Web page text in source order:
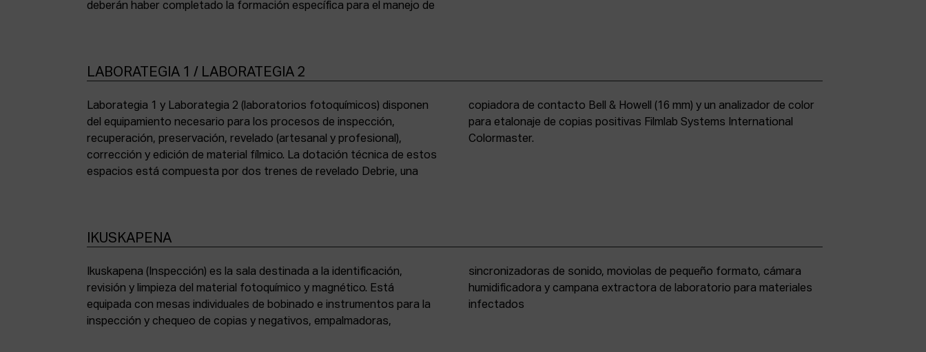
deberán haber completado la formación específica para el manejo de
LABORATEGIA 1 / LABORATEGIA 2
Laborategia 1 y Laborategia 2 (laboratorios fotoquímicos) disponen
del equipamiento necesario para los procesos de inspección,
recuperación, preservación, revelado (artesanal y profesional),
corrección y edición de material fílmico. La dotación técnica de estos
espacios está compuesta por dos trenes de revelado Debrie, una
copiadora de contacto Bell & Howell (16 mm) y un analizador de color
para etalonaje de copias positivas Filmlab Systems International
Colormaster.
IKUSKAPENA
Ikuskapena (Inspección) es la sala destinada a la identificación,
revisión y limpieza del material fotoquímico y magnético. Está
equipada con mesas individuales de bobinado e instrumentos para la
inspección y chequeo de copias y negativos, empalmadoras,
sincronizadoras de sonido, moviolas de pequeño formato, cámara
humidificadora y campana extractora de laboratorio para materiales
infectados